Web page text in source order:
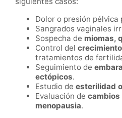
Dolor o presión pélvica
Sangrados vaginales
Sospecha de miomas,
Control del
tratamientos de
Seguimiento de
ectópicos.
Estudio de esterilidad
Evaluación de cambios
menopausia.